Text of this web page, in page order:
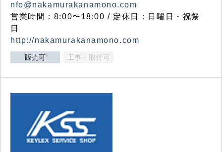
nfo@nakamurakanamono.com
営業時間：8:00〜18:00 / 定休日：日曜日・祝祭
日
http://nakamurakanamono.com
販売可 工事・取付可